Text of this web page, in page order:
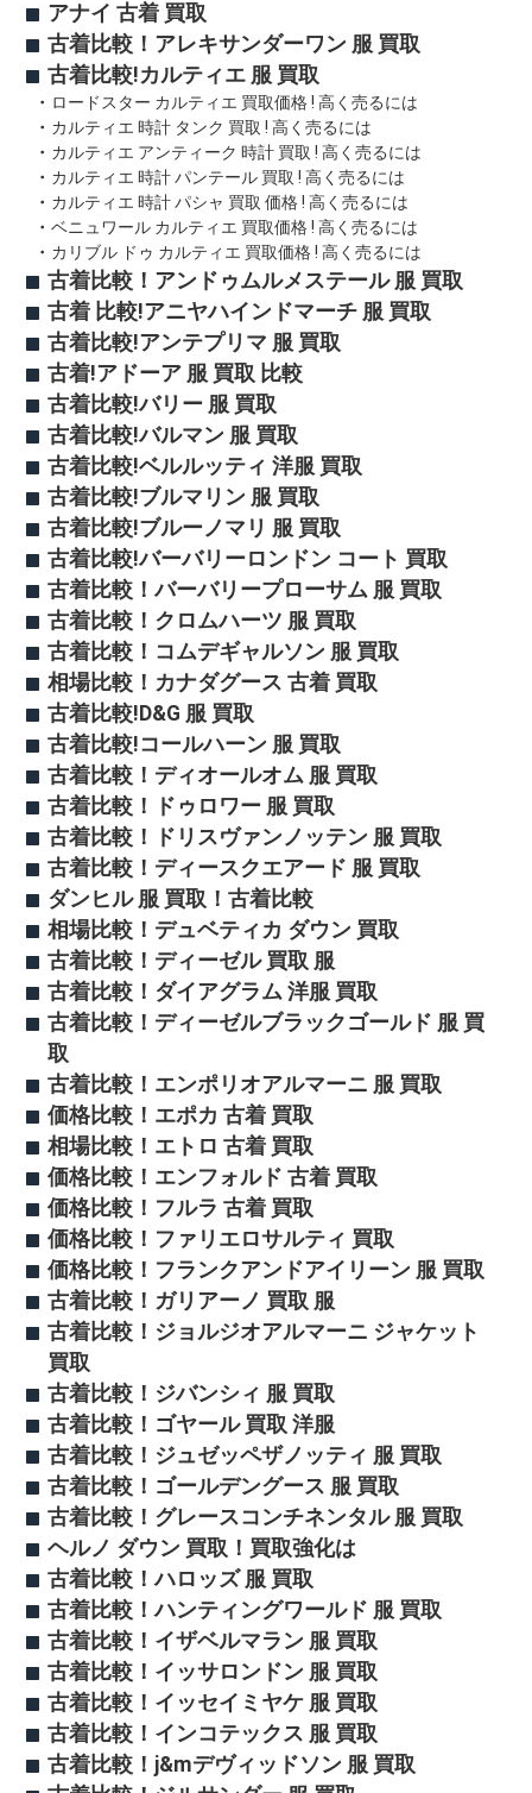
アナイ 古着 買取
古着比較！アレキサンダーワン 服 買取
古着比較!カルティエ 服 買取
ロードスター カルティエ 買取価格 ! 高く売るには
カルティエ 時計 タンク 買取 ! 高く売るには
カルティエ アンティーク 時計 買取 ! 高く売るには
カルティエ 時計 パンテール 買取 ! 高く売るには
カルティエ 時計 パシャ 買取 価格 ! 高く売るには
ベニュワール カルティエ 買取価格 ! 高く売るには
カリブル ドゥ カルティエ 買取価格 ! 高く売るには
古着比較！アンドゥムルメステール 服 買取
古着 比較!アニヤハインドマーチ 服 買取
古着比較!アンテプリマ 服 買取
古着!アドーア 服 買取 比較
古着比較!バリー 服 買取
古着比較!バルマン 服 買取
古着比較!ベルルッティ 洋服 買取
古着比較!ブルマリン 服 買取
古着比較!ブルーノマリ 服 買取
古着比較!バーバリーロンドン コート 買取
古着比較！バーバリープローサム 服 買取
古着比較！クロムハーツ 服 買取
古着比較！コムデギャルソン 服 買取
相場比較！カナダグース 古着 買取
古着比較!D&G 服 買取
古着比較!コールハーン 服 買取
古着比較！ディオールオム 服 買取
古着比較！ドゥロワー 服 買取
古着比較！ドリスヴァンノッテン 服 買取
古着比較！ディースクエアード 服 買取
ダンヒル 服 買取！古着比較
相場比較！デュベティカ ダウン 買取
古着比較！ディーゼル 買取 服
古着比較！ダイアグラム 洋服 買取
古着比較！ディーゼルブラックゴールド 服 買
取
古着比較！エンポリオアルマーニ 服 買取
価格比較！エポカ 古着 買取
相場比較！エトロ 古着 買取
価格比較！エンフォルド 古着 買取
価格比較！フルラ 古着 買取
価格比較！ファリエロサルティ 買取
価格比較！フランクアンドアイリーン 服 買取
古着比較！ガリアーノ 買取 服
古着比較！ジョルジオアルマーニ ジャケット
買取
古着比較！ジバンシィ 服 買取
古着比較！ゴヤール 買取 洋服
古着比較！ジュゼッペザノッティ 服 買取
古着比較！ゴールデングース 服 買取
古着比較！グレースコンチネンタル 服 買取
ヘルノ ダウン 買取！買取強化は
古着比較！ハロッズ 服 買取
古着比較！ハンティングワールド 服 買取
古着比較！イザベルマラン 服 買取
古着比較！イッサロンドン 服 買取
古着比較！イッセイミヤケ 服 買取
古着比較！インコテックス 服 買取
古着比較！j&mデヴィッドソン 服 買取